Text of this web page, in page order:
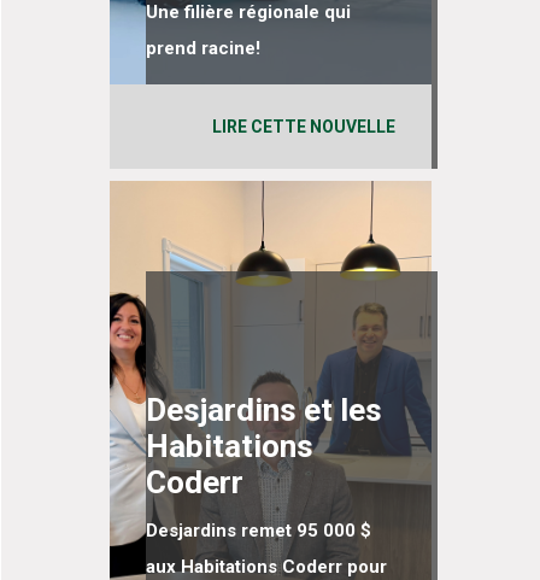
LIRE CETTE NOUVELLE
Une filière régionale qui
prend racine!
Desjardins et les
Habitations
Coderr
Desjardins remet 95 000 $
aux Habitations Coderr pour